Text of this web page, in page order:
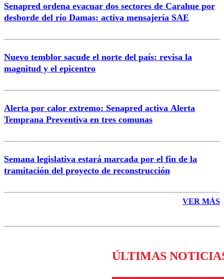
Correo
Senapred ordena evacuar dos sectores de Carahue por
desborde del río Damas: activa mensajería SAE
Nuevo temblor sacude el norte del país: revisa la
magnitud y el epicentro
Alerta por calor extremo: Senapred activa Alerta
Temprana Preventiva en tres comunas
Semana legislativa estará marcada por el fin de la
tramitación del proyecto de reconstrucción
VER MÁS
ÚLTIMAS